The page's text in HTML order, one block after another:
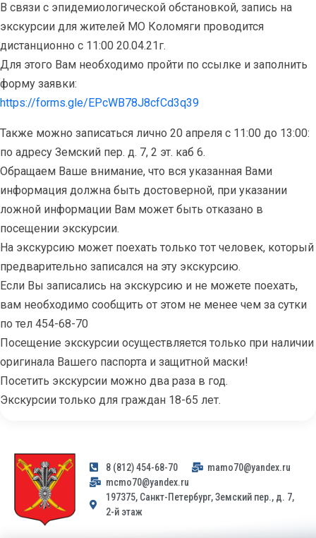
В связи с эпидемиологической обстановкой, запись на
экскурсии для жителей МО Коломяги проводится
дистанционно с 11:00 20.04.21г.
Для этого Вам необходимо пройти по ссылке и заполнить
форму заявки:
https://forms.gle/EPcWB78J8cfCd3q39
Также можно записаться лично 20 апреля с 11:00 до 13:00:
по адресу Земский пер. д. 7, 2 эт. каб 6.
Обращаем Ваше внимание, что вся указанная Вами
информация должна быть достоверной, при указании
ложной информации Вам может быть отказано в
посещении экскурсии.
На экскурсию может поехать только тот человек, который
предварительно записался на эту экскурсию.
Если Вы записались на экскурсию и не можете поехать,
вам необходимо сообщить от этом не менее чем за сутки
по тел 454-68-70
Посещение экскурсии осуществляется только при наличии
оригинала Вашего паспорта и защитной маски!
Посетить экскурсии можно два раза в год.
Экскурсии только для граждан 18-65 лет.
8 (812) 454-68-70
mamo70@yandex.ru
mcmo70@yandex.ru
197375, Санкт-Петербург, Земский пер., д. 7,
2-й этаж